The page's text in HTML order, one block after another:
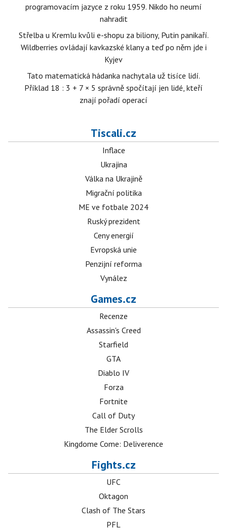
programovacím jazyce z roku 1959. Nikdo ho neumí
nahradit
Střelba u Kremlu kvůli e-shopu za biliony, Putin panikaří.
Wildberries ovládají kavkazské klany a teď po něm jde i
Kyjev
Tato matematická hádanka nachytala už tisíce lidí.
Příklad 18 : 3 + 7 × 5 správně spočítají jen lidé, kteří
znají pořadí operací
Tiscali.cz
Inflace
Ukrajina
Válka na Ukrajině
Migrační politika
ME ve fotbale 2024
Ruský prezident
Ceny energií
Evropská unie
Penzijní reforma
Vynález
Games.cz
Recenze
Assassin's Creed
Starfield
GTA
Diablo IV
Forza
Fortnite
Call of Duty
The Elder Scrolls
Kingdome Come: Deliverence
Fights.cz
UFC
Oktagon
Clash of The Stars
PFL